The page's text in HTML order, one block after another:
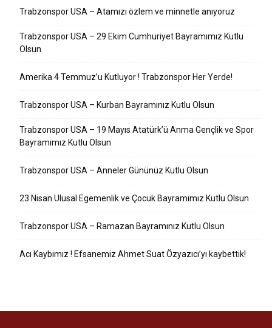
Trabzonspor USA – Atamızı özlem ve minnetle anıyoruz
Trabzonspor USA – 29 Ekim Cumhuriyet Bayramımız Kutlu
Olsun
Amerika 4 Temmuz’u Kutluyor ! Trabzonspor Her Yerde!
Trabzonspor USA – Kurban Bayramınız Kutlu Olsun
Trabzonspor USA – 19 Mayıs Atatürk’ü Anma Gençlik ve Spor
Bayramımız Kutlu Olsun
Trabzonspor USA – Anneler Gününüz Kutlu Olsun
23 Nisan Ulusal Egemenlik ve Çocuk Bayramımız Kutlu Olsun
Trabzonspor USA – Ramazan Bayramınız Kutlu Olsun
Acı Kaybımız ! Efsanemiz Ahmet Suat Özyazıcı’yı kaybettik!